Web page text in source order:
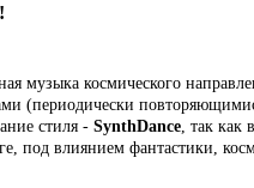
музыка космического
(периодически
стиля - SynthDance , так
под влиянием фантастики,